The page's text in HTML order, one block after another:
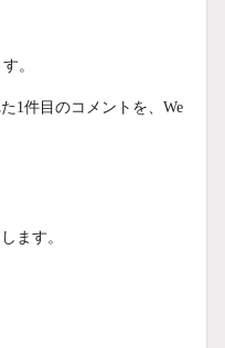
。
1件目のコメントを、We
ます。